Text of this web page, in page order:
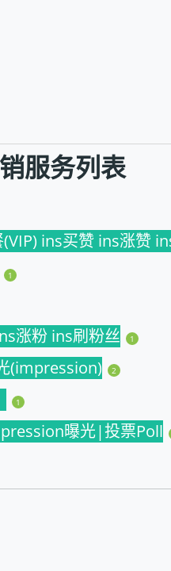
服务列表
ins买赞 ins涨赞
1
涨粉 ins刷粉丝 1
(impression) 2
1
曝光|投票Poll